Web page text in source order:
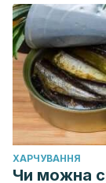
ХАРЧУВАННЯ
Чи можна